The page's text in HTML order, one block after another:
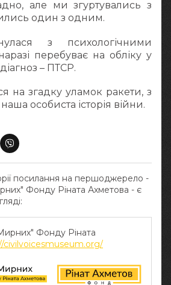
але ми згуртувались з
один з одним.
з психологічними
перебуває на обліку у
– ПТСР.
на згадку уламок ракети, з
особиста історія війни.
посилання на першоджерело -
Фонду Ріната Ахметова - є
Фонду Ріната
civilvoicesmuseum.org/